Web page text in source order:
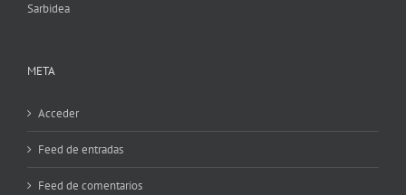
Sarbidea
META
Acceder
Feed de entradas
Feed de comentarios